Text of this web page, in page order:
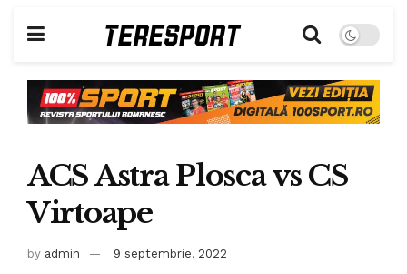
ACS Astra Plosca vs CS
Virtoape
by admin 9 septembrie, 2022